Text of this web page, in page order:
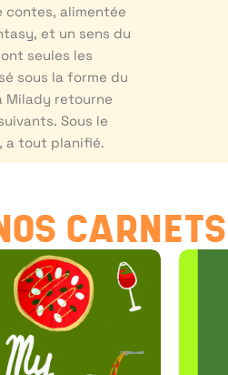
alimentée
et un sens du
seules les
sous la forme du
Milady retourne
Sous le
a tout planifié.
CARNETS